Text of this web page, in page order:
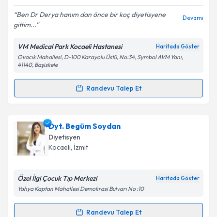
Kişisel verilerimin işlenmesine ilişkin
Aydınlatma
Metni'ni okudum ve kişisel verilerimin belirtilen
kapsamda işlenmesini kabul ediyorum.
Takvim Talebini Gönder
Ben Dr Derya hanım dan önce bir koç diyetisyene
gittim...
Devamı
VM Medical Park Kocaeli Hastanesi Haritada Göster
Ovacık Mahallesi, D-100 Karayolu Üstü, No:34, Symbol AVM Yanı,
41140, Başiskele
Randevu Talep Et
Randevu Takvimi Talebi
Dyt. Derya Mergeniçin randevu takvimi talebi
oluşturun. Size bu uzmandan randevu almanız için bir
takvim hazırlandığında e-posta ile bilgilendireceğiz.
Kişisel verilerimin işlenmesine ilişkin
Dyt. Begüm Soydan
Diyetisyen
Kocaeli, İzmit
Özel İlgi Çocuk Tıp Merkezi Haritada Göster
Yahya Kaptan Mahallesi Demokrasi Bulvarı No :10
Randevu Talep Et